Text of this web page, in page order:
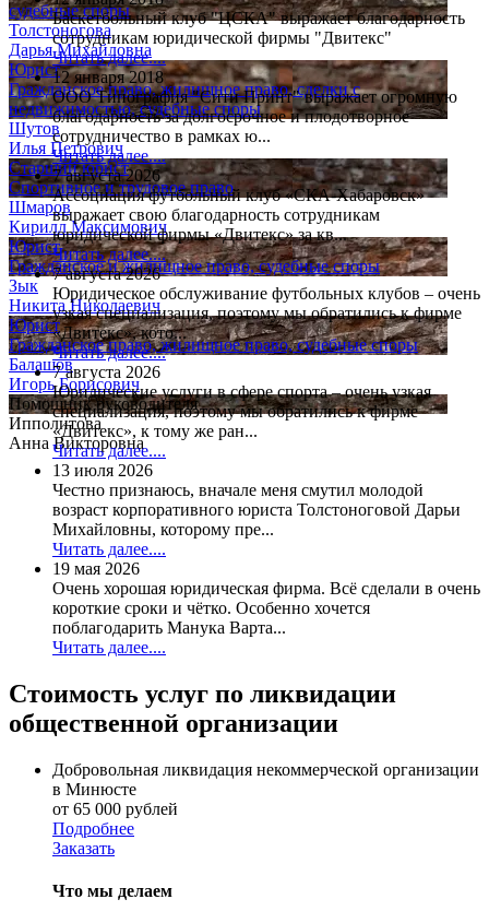
судебные споры
Толстоногова
Дарья Михайловна
Юрист
Гражданское право, жилищное право, сделки с
недвижимостью, судебные споры
Шутов
Илья Петрович
Старший юрист
Спортивное и трудовое право
Шмаров
Кирилл Максимович
Юрист
Гражданское и жилищное право, судебные споры
Зык
Никита Николаевич
Юрист
Гражданское право, жилищное право, судебные споры
Балашов
Игорь Борисович
Помощник руководителя
Ипполитова
Анна Викторовна
Баскетбольный клуб "ЦСКА" выражает благодарность
сотрудникам юридической фирмы "Двитекс"
Читать далее....
12 января 2018
ООО Типография "Сити Принт" выражает огромную
благодарность за долгосрочное и плодотворное
сотрудничество в рамках ю...
Читать далее....
7 августа 2026
Ассоциация футбольный клуб «СКА-Хабаровск»
выражает свою благодарность сотрудникам
юридической фирмы «Двитекс» за кв...
Читать далее....
7 августа 2026
Юридическое обслуживание футбольных клубов – очень
узкая специализация, поэтому мы обратились к фирме
«Двитекс», кото...
Читать далее....
7 августа 2026
Юридические услуги в сфере спорта – очень узкая
специализация, поэтому мы обратились к фирме
«Двитекс», к тому же ран...
Читать далее....
13 июля 2026
Честно признаюсь, вначале меня смутил молодой
возраст корпоративного юриста Толстоноговой Дарьи
Михайловны, которому пре...
Читать далее....
19 мая 2026
Очень хорошая юридическая фирма. Всё сделали в очень
короткие сроки и чётко. Особенно хочется
поблагодарить Манука Варта...
Читать далее....
Стоимость услуг по ликвидации
общественной организации
Добровольная ликвидация некоммерческой организации
в Минюсте
от 65 000 рублей
Подробнее
Заказать
Что мы делаем